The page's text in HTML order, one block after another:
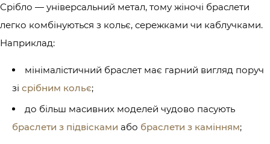
Срібло — універсальний метал, тому жіночі браслети
легко комбінуються з кольє, сережками чи каблучками.
Наприклад:
мінімалістичний браслет має гарний вигляд поруч
зі срібним кольє;
до більш масивних моделей чудово пасують
браслети з підвісками або браслети з камінням;